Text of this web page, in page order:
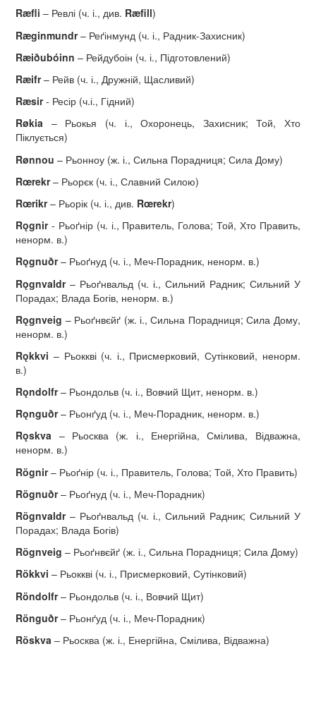
Ræfli – Ревлі (ч. і., див. Ræfill)
Ræginmundr– Реґінмунд (ч. і., Радник-Захисник)
Ræiðubóinn – Рейдубоін (ч. і., Підготовлений)
Ræifr– Рейв (ч. і., Дружній, Щасливий)
Ræsir- Ресір (ч.і., Гідний)
Røkia – Рьокья (ч. і., Охоронець, Захисник; Той, Хто
Піклується)
Rønnou – Рьонноу (ж. і., Сильна Порадниця; Сила Дому)
Rœrekr– Рьорєк (ч. і., Славний Силою)
Rœrikr– Рьорік (ч. і., див. Rœrekr)
Rǫgnir- Рьоґнір (ч. і., Правитель, Голова; Той, Хто Править,
ненорм. в.)
Rǫgnuðr– Рьоґнуд (ч. і., Меч-Порадник, ненорм. в.)
Rǫgnvaldr– Рьоґнвальд (ч. і., Сильний Радник; Сильний У
Порадах; Влада Богів, ненорм. в.)
Rǫgnveig – Рьоґнвєйґ (ж. і., Сильна Порадниця; Сила Дому,
ненорм. в.)
Rǫkkvi – Рьоккві (ч. і., Присмерковий, Сутінковий, ненорм.
в.)
Rǫndolfr– Рьондольв (ч. і., Вовчий Щит, ненорм. в.)
Rǫnguðr– Рьонґуд (ч. і., Меч-Порадник, ненорм. в.)
Rǫskva – Рьосква (ж. і., Енергійна, Смілива, Відважна,
ненорм. в.)
Rögnir– Рьоґнір (ч. і., Правитель, Голова; Той, Хто Править)
Rögnuðr– Рьоґнуд (ч. і., Меч-Порадник)
Rögnvaldr– Рьоґнвальд (ч. і., Сильний Радник; Сильний У
Порадах; Влада Богів)
Rögnveig – Рьоґнвєйґ (ж. і., Сильна Порадниця; Сила Дому)
Rökkvi – Рьоккві (ч. і., Присмерковий, Сутінковий)
Röndolfr– Рьондольв (ч. і., Вовчий Щит)
Rönguðr– Рьонґуд (ч. і., Меч-Порадник)
Röskva – Рьосква (ж. і., Енергійна, Смілива, Відважна)